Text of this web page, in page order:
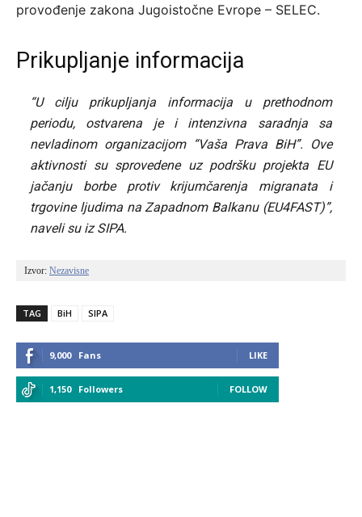
provođenje zakona Jugoistočne Evrope – SELEC.
Prikupljanje informacija
“U cilju prikupljanja informacija u prethodnom
periodu, ostvarena je i intenzivna saradnja sa
nevladinom organizacijom “Vaša Prava BiH”. Ove
aktivnosti su sprovedene uz podršku projekta EU
jačanju borbe protiv krijumčarenja migranata i
trgovine ljudima na Zapadnom Balkanu (EU4FAST)”,
naveli su iz SIPA.
Izvor: Nezavisne
TAG BiH SIPA
9,000 Fans LIKE
1,150 Followers FOLLOW